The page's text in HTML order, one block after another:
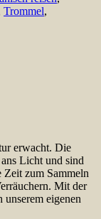
Trommel,
erwacht. Die
Licht und sind
zum Sammeln
Mit der
eigenen